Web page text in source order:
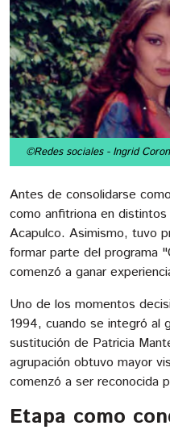
©Redes sociales - Ingrid
Antes de consolidarse
como anfitriona en
Acapulco. Asimismo, tuvo
formar parte del programa
comenzó a ganar
Uno de los momentos
1994, cuando se integró al
sustitución de Patricia
agrupación obtuvo mayor
comenzó a ser reconocida
Etapa como